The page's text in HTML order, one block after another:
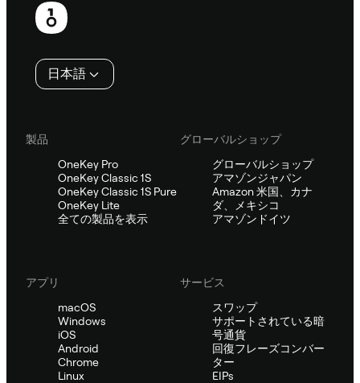
日本語
製品
OneKey Pro
OneKey Classic 1S
OneKey Classic 1S Pure
OneKey Lite
全ての製品を表示
グローバルショップ
グローバルショップ
アマゾンジャパン
Amazon 米国、カナ
ダ、メキシコ
アマゾンドイツ
アプリ
macOS
Windows
iOS
Android
Chrome
Linux
サービス
スワップ
サポートされている暗
号通貨
回復フレーズコンバー
ター
EIPs